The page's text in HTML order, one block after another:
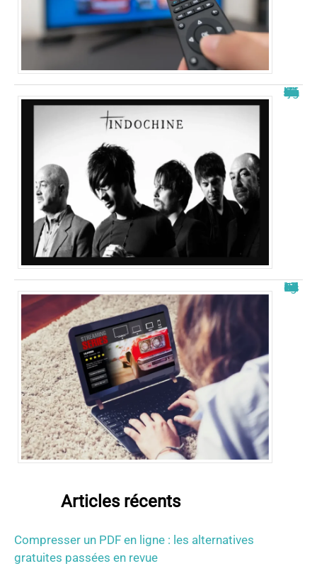
La signification de “j’ai demandé à la lune” d’indochine
Free télécharger nouvelle adresse : les meilleurs sites en 2025
Articles récents
Compresser un PDF en ligne : les alternatives
gratuites passées en revue